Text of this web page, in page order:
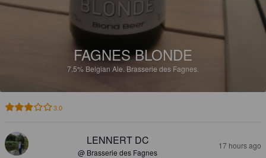
FAGNES BLONDE
7.5% Belgian Ale. Brasserie des Fagnes.
3.0
LENNERT DC
@ Brasserie des Fagnes
17 hours ago